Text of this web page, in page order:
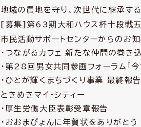
地域の農地を守り、次世代に継承する
[募集]第63期大和ハウス杯十段戦
市民活動サポートセンターからのお
・つながるカフェ 新たな仲間の巻き
・第28回男女共同参画フォーラム「
・ひとが輝くまちづくり事業 最終報
ときめきマイ・シティー
・厚生労働大臣表彰受章報告
・おおまぴょんに年賀状をありがと